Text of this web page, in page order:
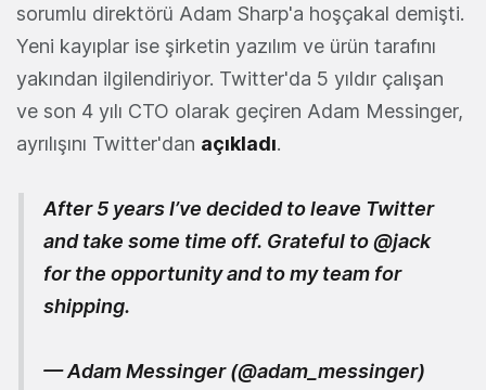
sorumlu direktörü Adam Sharp'a hoşçakal demişti.
Yeni kayıplar ise şirketin yazılım ve ürün tarafını
yakından ilgilendiriyor. Twitter'da 5 yıldır çalışan
ve son 4 yılı CTO olarak geçiren Adam Messinger,
ayrılışını Twitter'dan açıkladı.
After 5 years I’ve decided to leave Twitter
and take some time off. Grateful to@jack
for the opportunity and to my team for
shipping.
— Adam Messinger (@adam_messinger)